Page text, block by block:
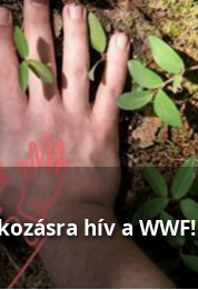
hív a WWF!